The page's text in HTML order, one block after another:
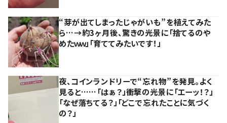
“芽が出てしまったじゃがいも”を植えてみた
ら…→約3ヶ月後、驚きの光景に「捨てるのや
めたｗｗ」「育ててみたいです！」
夜、コインランドリーで“忘れ物”を発見。よく
見ると……「はぁ？」衝撃の光景に「エーッ！？」
「なぜ落ちてる？」「どこで忘れたことに気づく
の？」